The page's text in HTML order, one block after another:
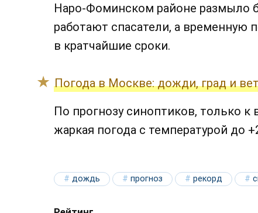
Наро-Фоминском районе размыло
работают спасатели, а временную
в кратчайшие сроки.
Погода в Москве: дожди, град и
По прогнозу синоптиков, только
жаркая погода с температурой до
дождь прогноз рекорд